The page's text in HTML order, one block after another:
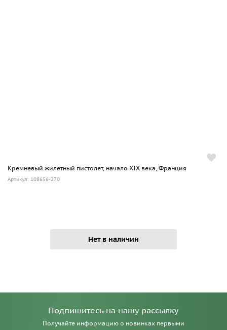
Кремневый жилетный пистолет, начало XIX века, Франция
Артикул: 108656-270
Нет в наличии
Подпишитесь на нашу рассылку
Получайте информацию о новинках первыми